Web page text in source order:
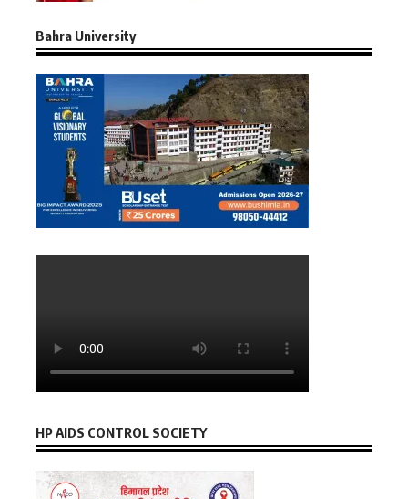
Bahra University
HP AIDS CONTROL SOCIETY